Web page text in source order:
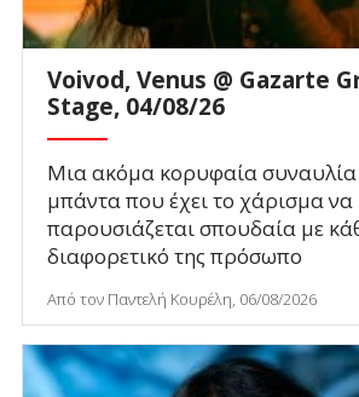
Voivod, Venus @ Gazarte
Stage, 04/08/26
Μια ακόμα κορυφαία
μπάντα που έχει το χάρισμα να
παρουσιάζεται σπουδαία με
διαφορετικό της πρόσωπο
Από τον Παντελή Κουρέλη, 06/08/2026